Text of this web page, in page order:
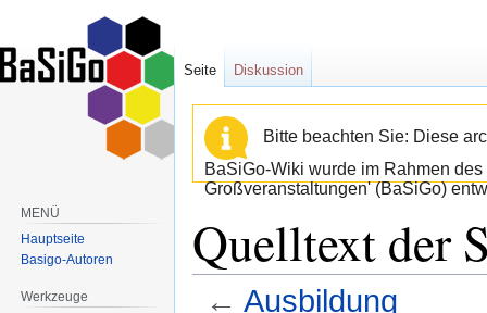
Bitte beachten Sie: Diese
BaSiGo-Wiki wurde im Rahmen
Großveranstaltungen' (BaSiGo)
Quelltext der
← Ausbildung
Seite Diskussion
MENÜ
Hauptseite
Basigo-Autoren
Werkzeuge